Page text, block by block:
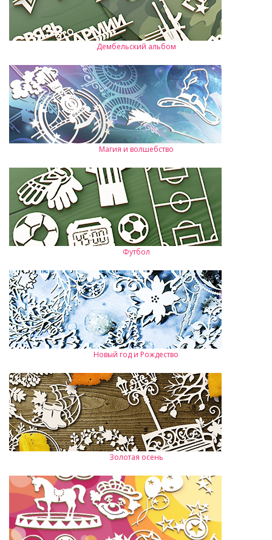
Дембельский альбом
Магия и волшебство
Футбол
Новый год и Рождество
Золотая осень